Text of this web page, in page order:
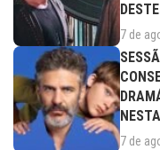
7 de
7 de